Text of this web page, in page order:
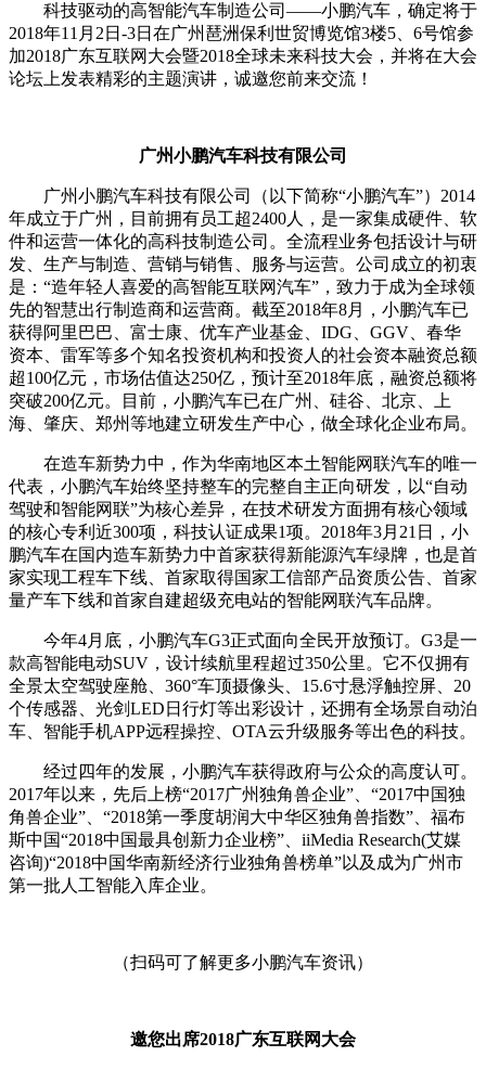
科技驱动的高智能汽车制造公司——小鹏汽车，确定将于
2018年11月2日-3日在广州琶洲保利世贸博览馆3楼5、6号馆参
加2018广东互联网大会暨2018全球未来科技大会，并将在大会
论坛上发表精彩的主题演讲，诚邀您前来交流！
广州小鹏汽车科技有限公司
广州小鹏汽车科技有限公司（以下简称“小鹏汽车”）2014
年成立于广州，目前拥有员工超2400人，是一家集成硬件、软
件和运营一体化的高科技制造公司。全流程业务包括设计与研
发、生产与制造、营销与销售、服务与运营。公司成立的初衷
是：“造年轻人喜爱的高智能互联网汽车”，致力于成为全球领
先的智慧出行制造商和运营商。截至2018年8月，小鹏汽车已
获得阿里巴巴、富士康、优车产业基金、IDG、GGV、春华
资本、雷军等多个知名投资机构和投资人的社会资本融资总额
超100亿元，市场估值达250亿，预计至2018年底，融资总额将
突破200亿元。目前，小鹏汽车已在广州、硅谷、北京、上
海、肇庆、郑州等地建立研发生产中心，做全球化企业布局。
在造车新势力中，作为华南地区本土智能网联汽车的唯一
代表，小鹏汽车始终坚持整车的完整自主正向研发，以“自动
驾驶和智能网联”为核心差异，在技术研发方面拥有核心领域
的核心专利近300项，科技认证成果1项。2018年3月21日，小
鹏汽车在国内造车新势力中首家获得新能源汽车绿牌，也是首
家实现工程车下线、首家取得国家工信部产品资质公告、首家
量产车下线和首家自建超级充电站的智能网联汽车品牌。
今年4月底，小鹏汽车G3正式面向全民开放预订。G3是一
款高智能电动SUV，设计续航里程超过350公里。它不仅拥有
全景太空驾驶座舱、360°车顶摄像头、15.6寸悬浮触控屏、20
个传感器、光剑LED日行灯等出彩设计，还拥有全场景自动泊
车、智能手机APP远程操控、OTA云升级服务等出色的科技。
经过四年的发展，小鹏汽车获得政府与公众的高度认可。
2017年以来，先后上榜“2017广州独角兽企业”、“2017中国独
角兽企业”、“2018第一季度胡润大中华区独角兽指数”、福布
斯中国“2018中国最具创新力企业榜”、iiMedia Research(艾媒
咨询)“2018中国华南新经济行业独角兽榜单”以及成为广州市
第一批人工智能入库企业。
（扫码可了解更多小鹏汽车资讯）
邀您出席2018广东互联网大会